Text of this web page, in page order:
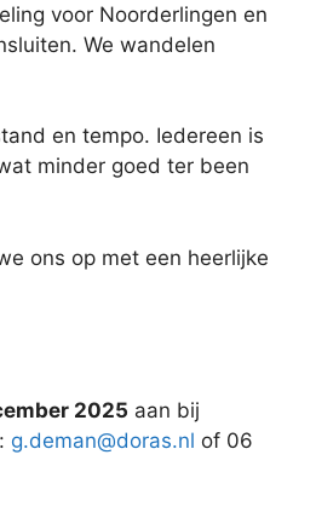
voor Noorderlingen en
We wandelen
en tempo. Iedereen is
minder goed ter been
ons op met een heerlijke
2025 aan bij
g.deman@doras.nl of 06